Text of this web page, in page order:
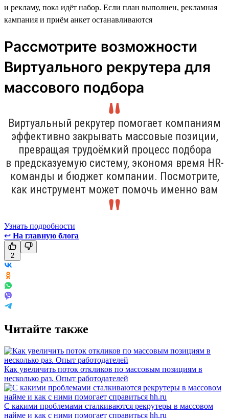
и рекламу, пока идёт набор. Если план выполнен, рекламная
кампания и приём анкет останавливаются
Рассмотрите возможности
Виртуального рекрутера для
массового подбора
Виртуальный рекрутер помогает компаниям
эффективно закрывать массовые позиции,
превращая трудоёмкий процесс подбора
в предсказуемую систему, экономя время HR-
команды и бюджет компании. Посмотрите,
как инструмент может помочь именно вам
Узнать подробности
↩ На главную блога
2
Читайте также
Как увеличить поток откликов по массовым позициям в
несколько раз. Опыт работодателей
С какими проблемами сталкиваются рекрутеры в массовом
найме и как с ними помогает справиться hh.ru